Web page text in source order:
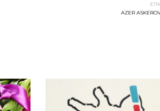
AZER